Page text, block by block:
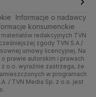
Informacje o nadawcy
konsumenckie
redakcyjnych TVN
zgody TVN S.A./
umowy licencyjnej. Na
prawie autorskim i prawach
o.o. wyraźnie zastrzega, że
w programach
/ TVN Media Sp. z o.o. jest